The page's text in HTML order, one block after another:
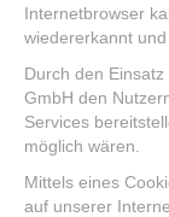
Internetbrowser
wiedererkannt
Durch den
GmbH den
Services
möglich wären.
Mittels eines
auf unserer